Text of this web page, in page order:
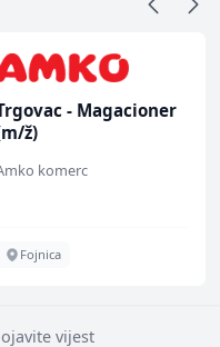
- Magacioner
ž)
komerc
Fojnica
vijest